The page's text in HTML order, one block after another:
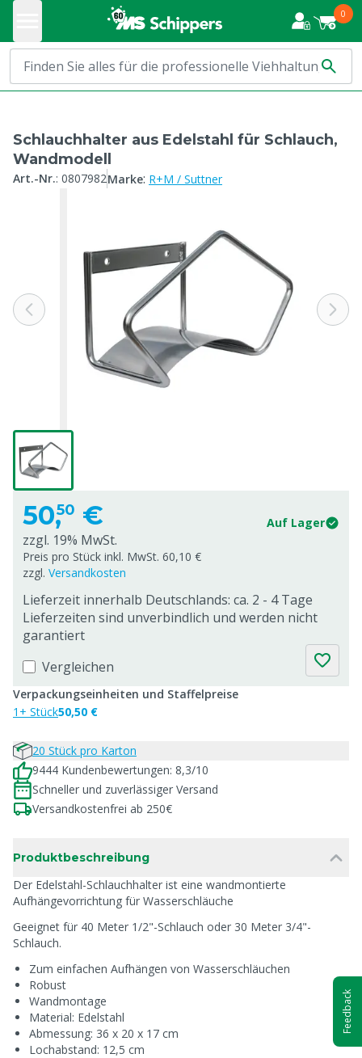
0
Schlauchhalter aus Edelstahl für Schlauch,
Wandmodell
Art.-Nr.: 0807982Marke: R+M / Suttner
50,50 € Auf Lager
zzgl. 19% MwSt.
Preis pro Stück inkl. MwSt. 60,10 €
zzgl. Versandkosten
Lieferzeit innerhalb Deutschlands: ca. 2 - 4 Tage
Lieferzeiten sind unverbindlich und werden nicht
garantiert
Vergleichen
Verpackungseinheiten und Staffelpreise
1+ Stück50,50 €
20 Stück pro Karton
9444 Kundenbewertungen: 8,3/10
Schneller und zuverlässiger Versand
Versandkostenfrei ab 250€
Produktbeschreibung
Der Edelstahl-Schlauchhalter ist eine wandmontierte
Aufhängevorrichtung für Wasserschläuche
Geeignet für 40 Meter 1/2"-Schlauch oder 30 Meter 3/4"-
Schlauch.
Zum einfachen Aufhängen von Wasserschläuchen
Robust
Wandmontage
Material: Edelstahl
Abmessung: 36 x 20 x 17 cm
Lochabstand: 12,5 cm
Feedback